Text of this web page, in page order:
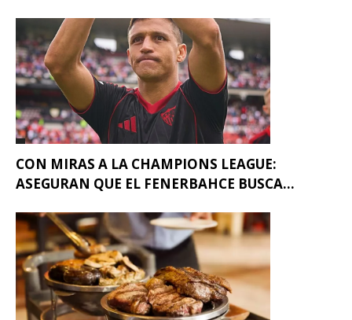
CON MIRAS A LA CHAMPIONS LEAGUE:
ASEGURAN QUE EL FENERBAHCE BUSCA...